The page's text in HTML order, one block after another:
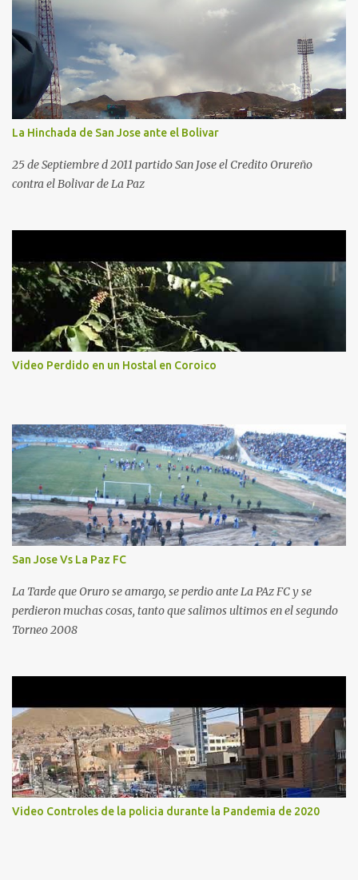
La Hinchada de San Jose ante el Bolivar
25 de Septiembre d 2011 partido San Jose el Credito Orureño
contra el Bolivar de La Paz
Video Perdido en un Hostal en Coroico
San Jose Vs La Paz FC
La Tarde que Oruro se amargo, se perdio ante La PAz FC y se
perdieron muchas cosas, tanto que salimos ultimos en el segundo
Torneo 2008
Video Controles de la policia durante la Pandemia de 2020